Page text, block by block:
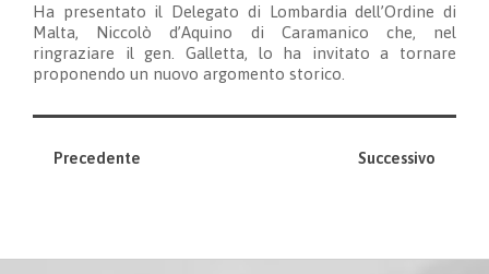
Ha presentato il Delegato di Lombardia dell’Ordine di
Malta, Niccolò d’Aquino di Caramanico che, nel
ringraziare il gen. Galletta, lo ha invitato a tornare
proponendo un nuovo argomento storico.
Precedente Successivo